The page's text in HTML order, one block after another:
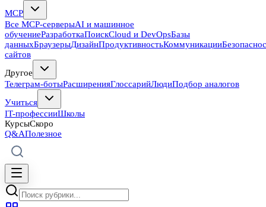
MCP
Все MCP-серверыAI и машинное
обучениеРазработкаПоискCloud и DevOpsБазы
данныхБраузерыДизайнПродуктивностьКоммуникации
сайтов
Другое
Телеграм-ботыРасширенияГлоссарийЛюдиПодбор аналогов
Учиться
IT-профессииШколы
КурсыСкоро
Q&AПолезное